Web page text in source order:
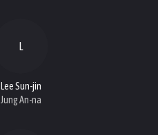
L
Lee Sun-jin
Jung An-na